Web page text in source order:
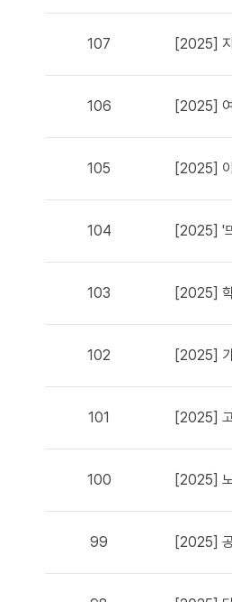
107 [2025]
106 [2025]
105 [2025]
104 [2025] '
103 [2025]
102 [2025]
101 [2025]
100 [2025]
99 [2025]